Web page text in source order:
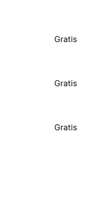
Gratis
Gratis
Gratis